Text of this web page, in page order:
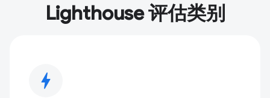
Lighthouse 评估类别
bolt